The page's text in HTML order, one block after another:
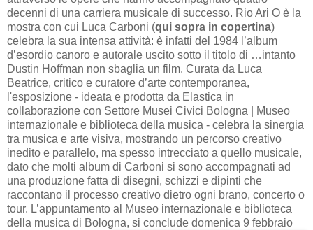
decenni di una carriera musicale di successo. Rio Ari O è la
mostra con cui Luca Carboni (qui sopra in copertina)
celebra la sua intensa attività: è infatti del 1984 l’album
d’esordio canoro e autorale uscito sotto il titolo di …intanto
Dustin Hoffman non sbaglia un film. Curata da Luca
Beatrice, critico e curatore d’arte contemporanea,
l'esposizione - ideata e prodotta da Elastica in
collaborazione con Settore Musei Civici Bologna | Museo
internazionale e biblioteca della musica - celebra la sinergia
tra musica e arte visiva, mostrando un percorso creativo
inedito e parallelo, ma spesso intrecciato a quello musicale,
dato che molti album di Carboni si sono accompagnati ad
una produzione fatta di disegni, schizzi e dipinti che
raccontano il processo creativo dietro ogni brano, concerto o
tour. L’appuntamento al Museo internazionale e biblioteca
della musica di Bologna, si conclude domenica 9 febbraio